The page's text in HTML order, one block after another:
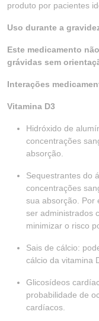
produto por pacientes
Uso durante a
Este medicamento
grávidas sem
Interações
Vitamina D3
Hidróxido de
concentrações
absorção.
Sequestrantes do
concentrações
sua absorção. Por
ser administrados
minimizar o risco
Sais de cálcio:
cálcio da vitamina
Glicosídeos
probabilidade de
cardíacos.